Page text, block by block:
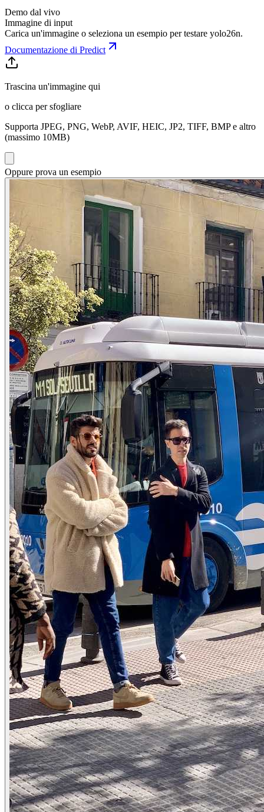
Demo dal vivo
Immagine di input
Carica un'immagine o seleziona un esempio per testare yolo26n.
Documentazione di Predict
Trascina un'immagine qui
o clicca per sfogliare
Supporta JPEG, PNG, WebP, AVIF, HEIC, JP2, TIFF, BMP e altro
(massimo 10MB)
Oppure prova un esempio